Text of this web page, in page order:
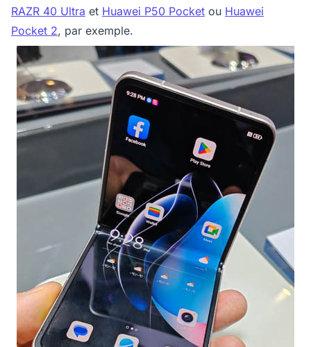
RAZR 40 Ultra et Huawei P50 Pocket ou Huawei
Pocket 2, par exemple.